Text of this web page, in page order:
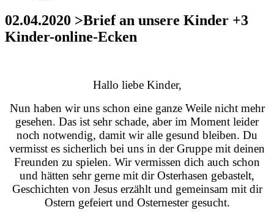
02.04.2020 >Brief an unsere Kinder +3
Kinder-online-Ecken
Hallo liebe Kinder,
Nun haben wir uns schon eine ganze Weile nicht mehr
gesehen. Das ist sehr schade, aber im Moment leider
noch notwendig, damit wir alle gesund bleiben. Du
vermisst es sicherlich bei uns in der Gruppe mit deinen
Freunden zu spielen. Wir vermissen dich auch schon
und hätten sehr gerne mit dir Osterhasen gebastelt,
Geschichten von Jesus erzählt und gemeinsam mit dir
Ostern gefeiert und Osternester gesucht.